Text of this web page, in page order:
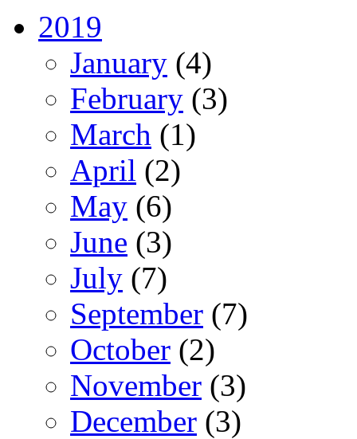
2019
January (4)
February (3)
March (1)
April (2)
May (6)
June (3)
July (7)
September (7)
October (2)
November (3)
December (3)